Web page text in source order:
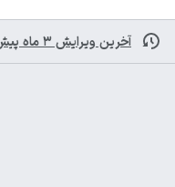
آخرین ویرایش ۳ ماه پیش